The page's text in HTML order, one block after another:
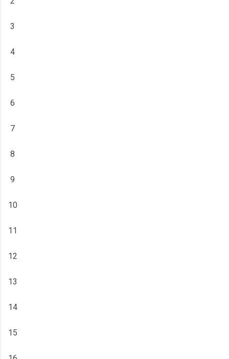
3
4
5
6
7
8
9
10
11
12
13
14
15